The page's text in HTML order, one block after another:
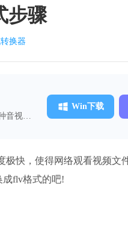
步骤
换器
音视频
Win下载
快，使得网络观看视频文
成flv格式的吧!